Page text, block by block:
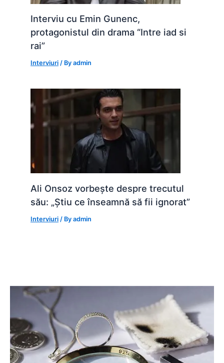
Interviu cu Emin Gunenc,
protagonistul din drama “Intre iad si
rai”
Interviuri / Byadmin
Ali Onsoz vorbește despre trecutul
său: „Știu ce înseamnă să fii ignorat”
Interviuri / Byadmin